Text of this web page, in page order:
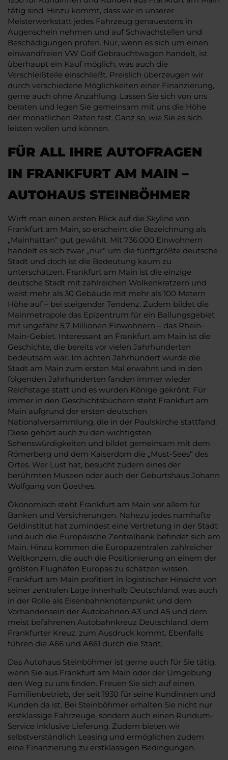
tätig sind. Hinzu kommt, dass wir in unserer
Meisterwerkstatt jedes Fahrzeug genauestens in
Augenschein nehmen und auf Schwachstellen und
Beschädigungen prüfen. Nur, wenn es sich um einen
einwandfreien VW Golf Gebrauchtwagen handelt, ist
überhaupt ein Kauf möglich, was auch die
Verschleißteile einschließt. Preislich überzeugen wir
durch verschiedene Möglichkeiten einer Finanzierung,
gerne auch ohne Anzahlung. Lassen Sie sich von uns
beraten und legen Sie gemeinsam mit uns die Höhe
der monatlichen Raten fest. Ganz so, wie Sie es sich
leisten wollen und können.
FÜR ALL IHRE AUTOFRAGEN
IN FRANKFURT AM MAIN –
AUTOHAUS STEINBÖHMER
Wirft man einen ersten Blick auf die Skyline von
Frankfurt am Main, so erscheint die Bezeichnung als
„Mainhattan“ gut gewählt. Mit 736.000 Einwohnern
handelt es sich zwar „nur“ um die fünftgrößte deutsche
Stadt und doch ist die Bedeutung kaum zu
unterschätzen. Frankfurt am Main ist die einzige
deutsche Stadt mit zahlreichen Wolkenkratzern und
weist mehr als 30 Gebäude mit mehr als 100 Metern
Höhe auf – bei steigender Tendenz. Zudem bildet die
Mainmetropole das Epizentrum für ein Ballungsgebiet
mit ungefähr 5,7 Millionen Einwohnern – das Rhein-
Main-Gebiet. Interessant an Frankfurt am Main ist die
Geschichte, die bereits vor vielen Jahrhunderten
bedeutsam war. Im achten Jahrhundert wurde die
Stadt am Main zum ersten Mal erwähnt und in den
folgenden Jahrhunderten fanden immer wieder
Reichstage statt und es wurden Könige gekrönt. Für
immer in den Geschichtsbüchern steht Frankfurt am
Main aufgrund der ersten deutschen
Nationalversammlung, die in der Paulskirche stattfand.
Diese gehört auch zu den wichtigsten
Sehenswürdigkeiten und bildet gemeinsam mit dem
Römerberg und dem Kaiserdom die „Must-Sees“ des
Ortes. Wer Lust hat, besucht zudem eines der
berühmten Museen oder auch der Geburtshaus Johann
Wolfgang von Goethes.
Ökonomisch steht Frankfurt am Main vor allem für
Banken und Versicherungen. Nahezu jedes namhafte
Geldinstitut hat zumindest eine Vertretung in der Stadt
und auch die Europäische Zentralbank befindet sich am
Main. Hinzu kommen die Europazentralen zahlreicher
Weltkonzern, die auch die Positionierung an einem der
größten Flughäfen Europas zu schätzen wissen.
Frankfurt am Main profitiert in logistischer Hinsicht von
seiner zentralen Lage innerhalb Deutschland, was auch
in der Rolle als Eisenbahnknotenpunkt und dem
Vorhandensein der Autobahnen A3 und A5 und dem
meist befahrenen Autobahnkreuz Deutschland, dem
Frankfurter Kreuz, zum Ausdruck kommt. Ebenfalls
führen die A66 und A661 durch die Stadt.
Das Autohaus Steinböhmer ist gerne auch für Sie tätig,
wenn Sie aus Frankfurt am Main oder der Umgebung
den Weg zu uns finden. Freuen Sie sich auf einen
Familienbetrieb, der seit 1930 für seine Kundinnen und
Kunden da ist. Bei Steinböhmer erhalten Sie nicht nur
erstklassige Fahrzeuge, sondern auch einen Rundum-
Service inklusive Lieferung. Zudem bieten wir
selbstverständlich Leasing und ermöglichen zudem
eine Finanzierung zu erstklassigen Bedingungen.